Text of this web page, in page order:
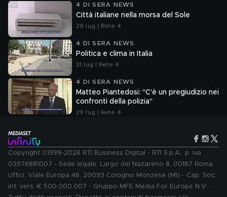
4 DI SERA NEWS
Città italiane nella morsa del Sole
29 lug | Rete 4
4 DI SERA NEWS
Politica e clima in Italia
31 lug | Rete 4
4 DI SERA NEWS
Matteo Piantedosi: "C'è un pregiudizio nei
confronti della polizia"
29 lug | Rete 4
Copyright ©1999-2026 RTI Business Digital - RTI S.p.A.: p. iva
03976881007 - Sede legale: Largo del Nazareno 8, 00187 Roma.
Uffici: Viale Europa 46, 20093 Cologno Monzese (MI) - Cap. Soc.
int. vers. € 500.000.007 - Gruppo MFE Media For Europe N.V. -